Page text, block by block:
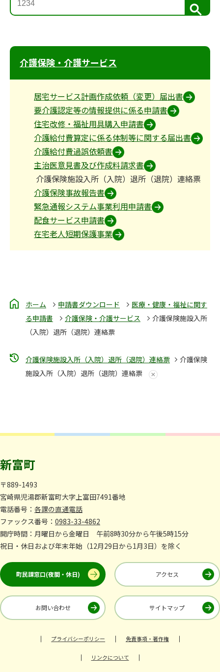
検
索
介護保険・介護サービス
居宅サービス計画作成依頼（変更）届出書
要介護認定等の情報提供に係る申請書
住宅改修・福祉用具購入申請書
介護給付費算定に係る体制等に関する届出書
介護給付費過誤依頼書
主治医意見書及び作成料請求書
介護保険施設入所（入院）退所（退院）連絡票
介護保険事故報告書
緊急通報システム事業利用申請書
配食サービス申請書
在宅老人短期保護事業
ホーム 申請書ダウンロード
医療・健康・福祉に関す
る申請書
介護保険・介護サービス
介護保険施設入所
（入院）退所（退院）連絡票
介護保険施設入所（入院）退所（退院）連絡票
介護保険
施設入所（入院）退所（退院）連絡票
新富町
〒889-1493
宮崎県児湯郡新富町大字上富田7491番地
電話番号： 各課の直通電話
ファックス番号： 0983-33-4862
開庁時間：月曜日から金曜日 午前8時30分から午後5時15分
祝日・休日および年末年始（12月29日から1月3日）を除く
町民課窓口(夜間・休日) アクセス
お問い合わせ サイトマップ
プライバシーポリシー 免責事項・著作権
リンクについて